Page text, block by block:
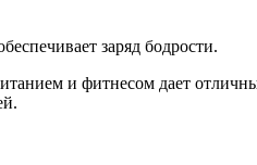
заряд бодрости.
и фитнесом дает